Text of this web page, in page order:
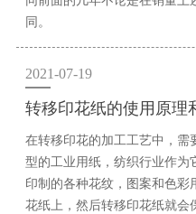
同。
2021-07-19
转移印花纸的使用原理
在转移印花的加工工艺中，需
型的工业用纸，纺织行业作为
印制的各种花纹，图案和色彩
花纸上，然后转移印花纸就会